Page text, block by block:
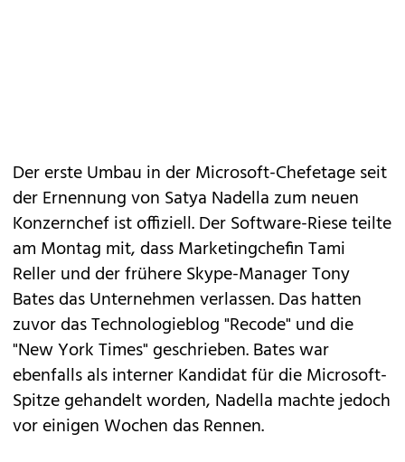
Der erste Umbau in der Microsoft-Chefetage seit
der Ernennung von Satya Nadellazum neuen
Konzernchefist offiziell. Der Software-Riese teilte
am Montag mit, dass Marketingchefin Tami
Reller und der frühere Skype-Manager Tony
Bates das Unternehmen verlassen. Das hatten
zuvor das Technologieblog "Recode" und die
"New York Times" geschrieben. Bates war
ebenfalls als interner Kandidat für die Microsoft-
Spitze gehandelt worden, Nadella machte jedoch
vor einigen Wochen das Rennen.